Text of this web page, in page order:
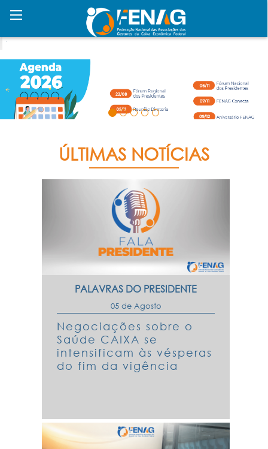
ÚLTIMAS NOTÍCIAS
PALAVRAS DO PRESIDENTE
05 de Agosto
Negociações sobre o
Saúde CAIXA se
intensificam às vésperas
do fim da vigência